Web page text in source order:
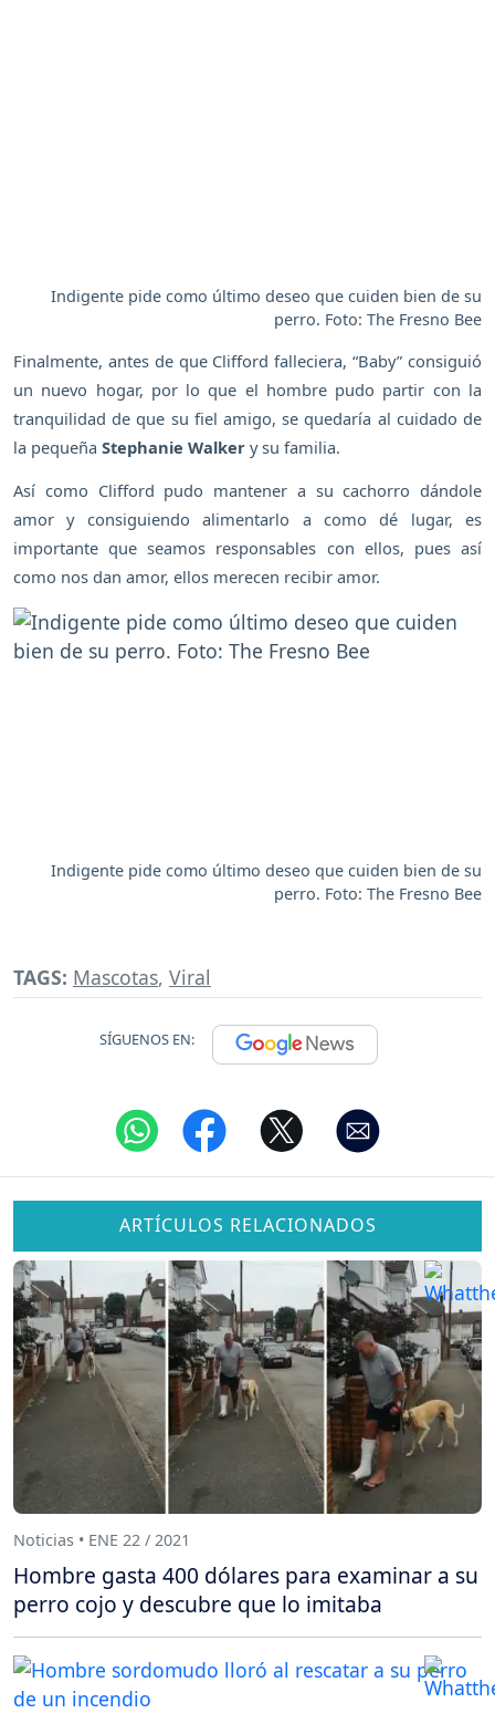
Indigente pide como último deseo que cuiden bien de su
perro. Foto: The Fresno Bee
Finalmente, antes de que Clifford falleciera, “Baby” consiguió
un nuevo hogar, por lo que el hombre pudo partir con la
tranquilidad de que su fiel amigo, se quedaría al cuidado de
la pequeña Stephanie Walker y su familia.
Así como Clifford pudo mantener a su cachorro dándole
amor y consiguiendo alimentarlo a como dé lugar, es
importante que seamos responsables con ellos, pues así
como nos dan amor, ellos merecen recibir amor.
Indigente pide como último deseo que cuiden bien de su
perro. Foto: The Fresno Bee
TAGS: Mascotas, Viral
SÍGUENOS EN:
ARTÍCULOS RELACIONADOS
Noticias • ENE 22 / 2021
Hombre gasta 400 dólares para examinar a su
perro cojo y descubre que lo imitaba